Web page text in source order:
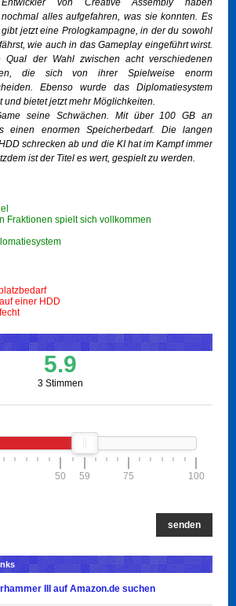
Entwickler von Creative Assembly haben
nochmal alles aufgefahren, was sie konnten. Es
gibt jetzt eine Prologkampagne, in der du sowohl
wie auch in das Gameplay eingeführt wirst.
der Wahl zwischen acht verschiedenen
die sich von ihrer Spielweise enorm
Ebenso wurde das Diplomatiesystem
bietet jetzt mehr Möglichkeiten.
seine Schwächen. Mit über 100 GB an
einen enormen Speicherbedarf. Die langen
schrecken ab und die KI hat im Kampf immer
ist der Titel es wert, gespielt zu werden.
Fraktionen spielt sich vollkommen
einer HDD
5.9
3 Stimmen
50 59 75 100
senden
III auf Amazon.de suchen